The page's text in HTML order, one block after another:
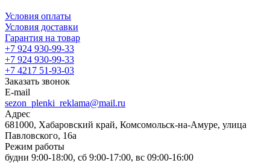
Условия оплаты
Условия доставки
Гарантия на товар
+7 924 930-99-33
+7 924 930-99-33
+7 4217 51-93-03
Заказать звонок
E-mail
sezon_plenki_reklama@mail.ru
Адрес
681000, Хабаровский край, Комсомольск-на-Амуре, улица
Павловского, 16а
Режим работы
будни 9:00-18:00, сб 9:00-17:00, вс 09:00-16:00